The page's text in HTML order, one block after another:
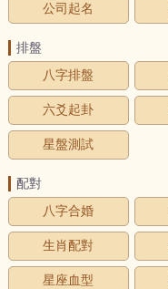
公司起名
排盤
八字排盤
六爻起卦
星盤測試
配對
八字合婚
生肖配對
星座血型